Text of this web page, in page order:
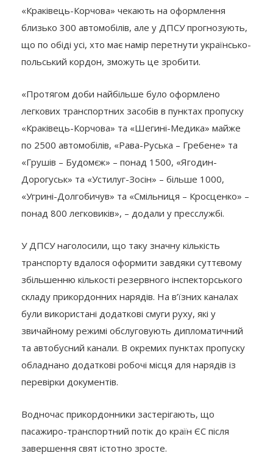
«Краківець-Корчова» чекають на оформлення
близько 300 автомобілів, але у ДПСУ прогнозують,
що по обіді усі, хто має намір перетнути українсько-
польський кордон, зможуть це зробити.
«Протягом доби найбільше було оформлено
легкових транспортних засобів в пунктах пропуску
«Краківець-Корчова» та «Шегині-Медика» майже
по 2500 автомобілів, «Рава-Руська – Гребене» та
«Грушів – Будомєж» – понад 1500, «Ягодин-
Дорогуськ» та «Устилуг-Зосін» – більше 1000,
«Угрині-Долгобичув» та «Смільниця – Кросценко» –
понад 800 легковиків», – додали у пресслужбі.
У ДПСУ наголосили, що таку значну кількість
транспорту вдалося оформити завдяки суттєвому
збільшенню кількості резервного інспекторського
складу прикордонних нарядів. На в’їзних каналах
були використані додаткові смуги руху, які у
звичайному режимі обслуговують дипломатичний
та автобусний канали. В окремих пунктах пропуску
обладнано додаткові робочі місця для нарядів із
перевірки документів.
Водночас прикордонники застерігають, що
пасажиро-транспортний потік до країн ЄС після
завершення свят істотно зросте.